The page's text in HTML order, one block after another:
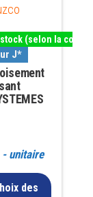
(selon la
J*
unitaire
des